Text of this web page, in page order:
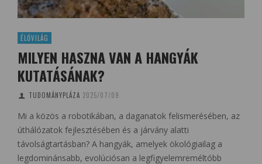
ÉLŐVILÁG
MILYEN HASZNA VAN A HANGYÁK
KUTATÁSÁNAK?
TUDOMÁNYPLÁZA 2025/07/09
Mi a közös a robotikában, a daganatok felismerésében, az
úthálózatok fejlesztésében és a járvány alatti
távolságtartásban? A hangyák, amelyek ökológiailag a
legdominánsabb, evolúciósan a legfigyelemreméltóbb